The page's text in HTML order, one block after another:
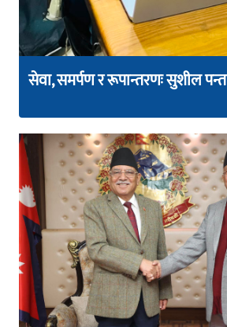
सेवा, समर्पण र रूपान्तरणः सुशील पन्त